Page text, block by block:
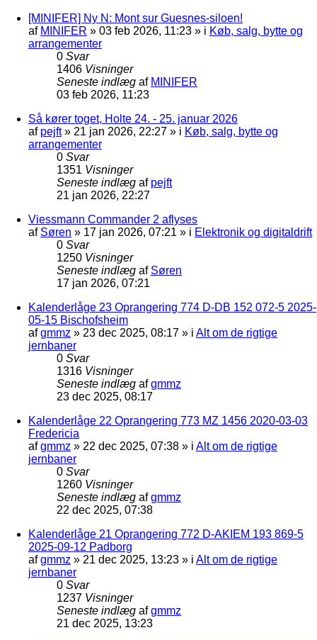
[MINIFER] Ny N: Mont sur Guesnes-siloen!
af MINIFER » 03 feb 2026, 11:23 » i Køb, salg, bytte og
arrangementer
0 Svar
1406 Visninger
Seneste indlæg af MINIFER
03 feb 2026, 11:23
Så kører toget, Holte 24. - 25. januar 2026
af pejft» 21 jan 2026, 22:27 » i Køb, salg, bytte og
arrangementer
0 Svar
1351 Visninger
Seneste indlæg af pejft
21 jan 2026, 22:27
Viessmann Commander 2 aflyses
af Søren » 17 jan 2026, 07:21 » i Elektronik og digitaldrift
0 Svar
1250 Visninger
Seneste indlæg af Søren
17 jan 2026, 07:21
Kalenderlåge 23 Oprangering 774 D-DB 152 072-5 2025-
05-15 Bischofsheim
afgmmz » 23 dec 2025, 08:17 » i Alt om de rigtige
jernbaner
0 Svar
1316 Visninger
Seneste indlæg afgmmz
23 dec 2025, 08:17
Kalenderlåge 22 Oprangering 773 MZ 1456 2020-03-03
Fredericia
afgmmz » 22 dec 2025, 07:38 » i Alt om de rigtige
jernbaner
0 Svar
1260 Visninger
Seneste indlæg afgmmz
22 dec 2025, 07:38
Kalenderlåge 21 Oprangering 772 D-AKIEM 193 869-5
2025-09-12 Padborg
afgmmz » 21 dec 2025, 13:23 » i Alt om de rigtige
jernbaner
0 Svar
1237 Visninger
Seneste indlæg afgmmz
21 dec 2025, 13:23